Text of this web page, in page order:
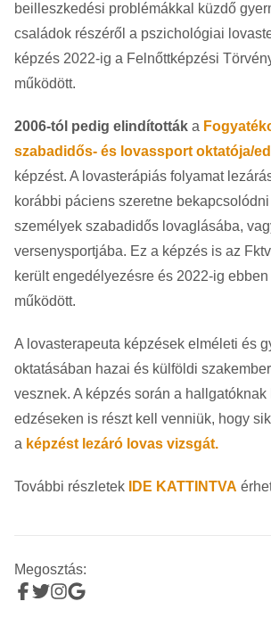
beilleszkedési problémákkal küzdő
családok részéről a pszichológiai
képzés 2022-ig a Felnőttképzési
működött.
2006-tól pedig elindították a
szabadidős- és lovassport oktatója/
képzést. A lovasterápiás folyamat
korábbi páciens szeretne
személyek szabadidős lovaglásába,
versenysportjába. Ez a képzés is az
került engedélyezésre és 2022-ig
működött.
A lovasterapeuta képzések elméleti és
oktatásában hazai és külföldi
vesznek. A képzés során a hallgatóknak
edzéseken is részt kell venniük, hogy
a képzést lezáró lovas vizsgát.
További részletek IDE KATTINTVA
Megosztás: